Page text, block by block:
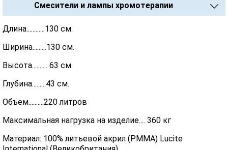
Смесители и лампы хромотерапии
Длина............130 см.
Ширина.........130 см.
Высота.......... 63 см.
Глубина.........43 см.
Объем..........220 литров
Максимальная нагрузка на изделие.... 360 кг
Материал: 100% литьевой акрил (PMMA) Lucite